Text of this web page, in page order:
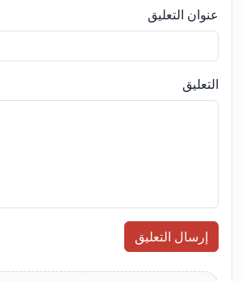
عنوان التعليق
التعليق
إرسال التعليق